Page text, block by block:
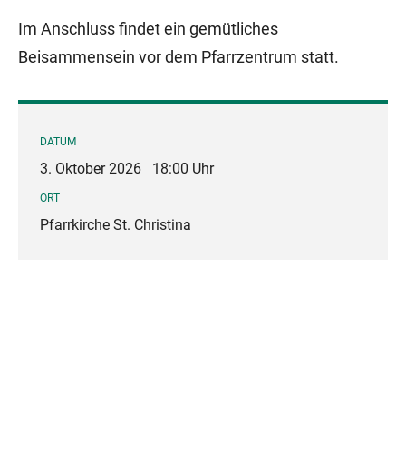
Im Anschluss findet ein gemütliches
Beisammensein vor dem Pfarrzentrum statt.
DATUM
3. Oktober 2026 18:00 Uhr
ORT
Pfarrkirche St. Christina